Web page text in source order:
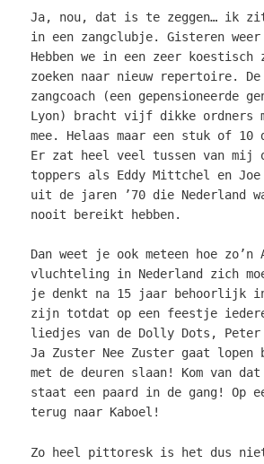
Ja, nou, dat is te zeggen… ik zit
in een zangclubje. Gisteren weer
Hebben we in een zeer
zoeken naar nieuw repertoire. De
zangcoach (een gepensioneerde
Lyon) bracht vijf dikke ordners
mee. Helaas maar een stuk of 10
Er zat heel veel tussen van mij
toppers als Eddy Mittchel en
uit de jaren ’70 die Nederland
nooit bereikt hebben.
Dan weet je ook meteen hoe zo’n
vluchteling in Nederland zich
je denkt na 15 jaar behoorlijk
zijn totdat op een feestje
liedjes van de Dolly Dots, Peter
Ja Zuster Nee Zuster gaat
met de deuren slaan! Kom van
staat een paard in de gang! Op
terug naar Kaboel!
Zo heel pittoresk is het dus